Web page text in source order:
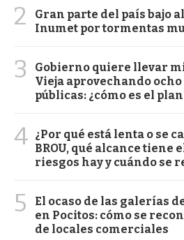
2
Gran parte del país bajo
Inumet por tormentas
3
Gobierno quiere llevar
Vieja aprovechando
públicas: ¿cómo es el plan
4 ¿Por qué está lenta o se
BROU, qué alcance tiene
riesgos hay y cuándo se
5
El ocaso de las galerías
en Pocitos: cómo se
de locales comerciales